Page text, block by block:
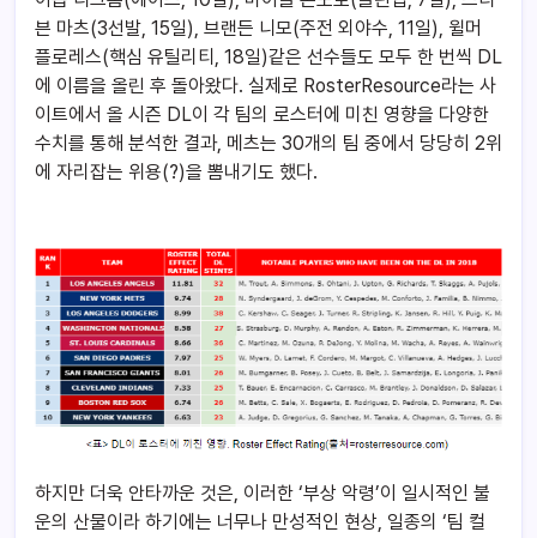
븐 마츠(3선발, 15일), 브랜든 니모(주전 외야수, 11일), 윌머
플로레스(핵심 유틸리티, 18일)같은 선수들도 모두 한 번씩 DL
에 이름을 올린 후 돌아왔다. 실제로 RosterResource라는 사
이트에서 올 시즌 DL이 각 팀의 로스터에 미친 영향을 다양한
수치를 통해 분석한 결과, 메츠는 30개의 팀 중에서 당당히 2위
에 자리잡는 위용(?)을 뽐내기도 했다.
하지만 더욱 안타까운 것은, 이러한 ‘부상 악령’이 일시적인 불
운의 산물이라 하기에는 너무나 만성적인 현상, 일종의 ‘팀 컬